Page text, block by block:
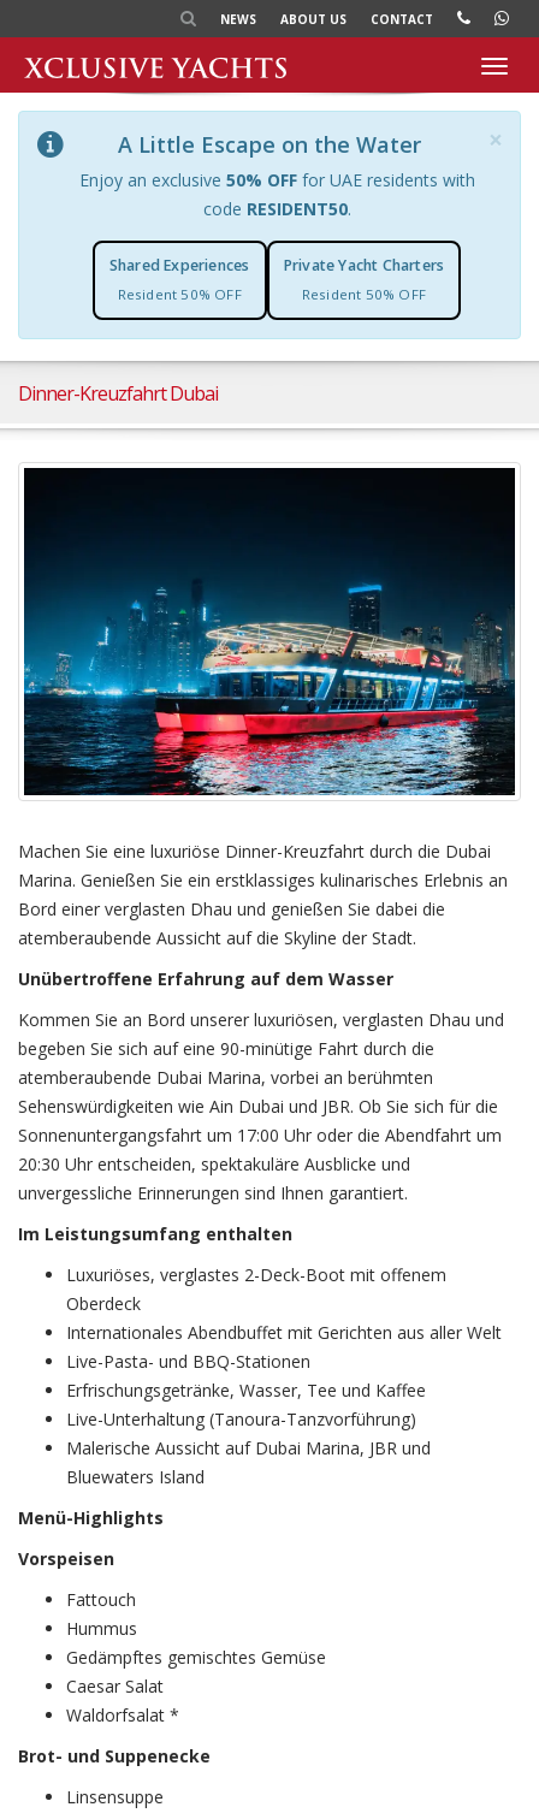
NEWS ABOUT US CONTACT
×
A Little Escape on the Water
Enjoy an exclusive 50% OFFfor UAE residents with
code RESIDENT50.
Shared Experiences
Resident 50% OFF
Private Yacht Charters
Resident 50% OFF
Dinner-Kreuzfahrt Dubai
Machen Sie eine luxuriöse Dinner-Kreuzfahrt durch die Dubai
Marina. Genießen Sie ein erstklassiges kulinarisches Erlebnis an
Bord einer verglasten Dhau und genießen Sie dabei die
atemberaubende Aussicht auf die Skyline der Stadt.
Unübertroffene Erfahrung auf dem Wasser
Kommen Sie an Bord unserer luxuriösen, verglasten Dhau und
begeben Sie sich auf eine 90-minütige Fahrt durch die
atemberaubende Dubai Marina, vorbei an berühmten
Sehenswürdigkeiten wie Ain Dubai und JBR. Ob Sie sich für die
Sonnenuntergangsfahrt um 17:00 Uhr oder die Abendfahrt um
20:30 Uhr entscheiden, spektakuläre Ausblicke und
unvergessliche Erinnerungen sind Ihnen garantiert.
Im Leistungsumfang enthalten
Luxuriöses, verglastes 2-Deck-Boot mit offenem
Oberdeck
Internationales Abendbuffet mit Gerichten aus aller Welt
Live-Pasta- und BBQ-Stationen
Erfrischungsgetränke, Wasser, Tee und Kaffee
Live-Unterhaltung (Tanoura-Tanzvorführung)
Malerische Aussicht auf Dubai Marina, JBR und
Bluewaters Island
Menü-Highlights
Vorspeisen
Fattouch
Hummus
Gedämpftes gemischtes Gemüse
Caesar Salat
Waldorfsalat *
Brot- und Suppenecke
Linsensuppe